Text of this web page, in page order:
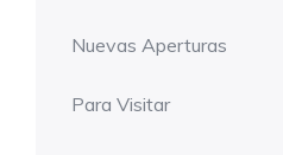
Nuevas Aperturas
Para Visitar